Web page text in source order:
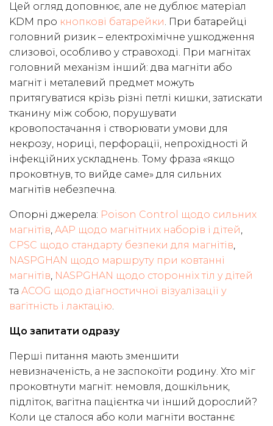
Цей огляд доповнює, але не дублює матеріал
KDM про кнопкові батарейки. При батарейці
головний ризик – електрохімічне ушкодження
слизової, особливо у стравоході. При магнітах
головний механізм інший: два магніти або
магніт і металевий предмет можуть
притягуватися крізь різні петлі кишки, затискати
тканину між собою, порушувати
кровопостачання і створювати умови для
некрозу, нориці, перфорації, непрохідності й
інфекційних ускладнень. Тому фраза «якщо
проковтнув, то вийде саме» для сильних
магнітів небезпечна.
Опорні джерела: Poison Control щодо сильних
магнітів, AAP щодо магнітних наборів і дітей,
CPSC щодо стандарту безпеки для магнітів,
NASPGHAN щодо маршруту при ковтанні
магнітів, NASPGHAN щодо сторонніх тіл у дітей
та ACOG щодо діагностичної візуалізації у
вагітність і лактацію.
Що запитати одразу
Перші питання мають зменшити
невизначеність, а не заспокоїти родину. Хто міг
проковтнути магніт: немовля, дошкільник,
підліток, вагітна пацієнтка чи інший дорослий?
Коли це сталося або коли магніти востаннє